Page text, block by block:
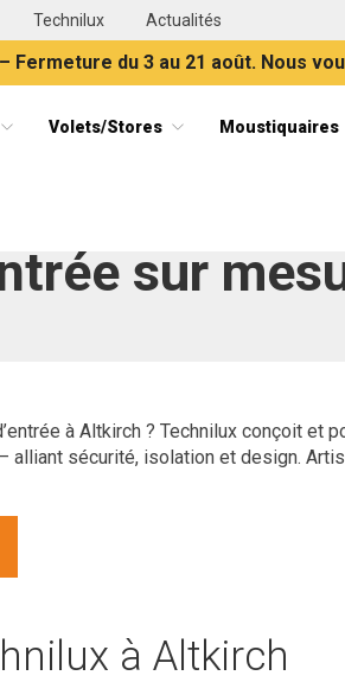
Technilux Actualités
Fermeture du 3 au 21 août. Nous
et stores en Alsace
Volets/Stores Moustiquaires
sur
à Altkirch ? Technilux conçoit et
alliant sécurité, isolation et design.
à Altkirch